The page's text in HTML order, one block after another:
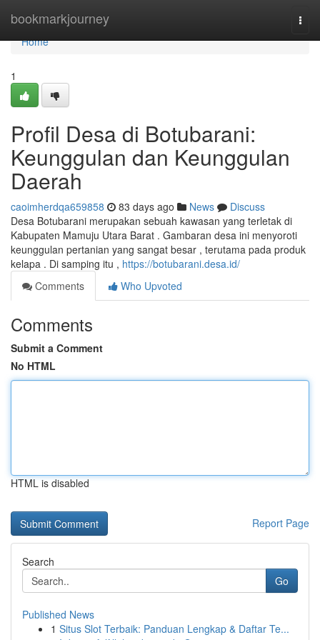
bookmarkjourney
Home
Home
1
Profil Desa di Botubarani:
Keunggulan dan Keunggulan
Daerah
caoimherdqa659858 83 days ago News
Discuss
Desa Botubarani merupakan sebuah kawasan yang terletak di
Kabupaten Mamuju Utara Barat . Gambaran desa ini menyoroti
keunggulan pertanian yang sangat besar , terutama pada produk
kelapa . Di samping itu , https://botubarani.desa.id/
Comments
Who Upvoted
Comments
Submit a Comment
No HTML
HTML is disabled
Report Page
Search
Go
Published News
1 Situs Slot Terbaik: Panduan Lengkap & Daftar Te...